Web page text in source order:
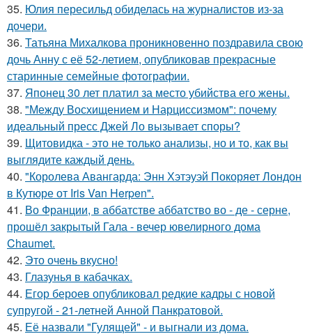
35. Юлия пересильд обиделась на журналистов из-за
дочери.
36. Татьяна Михалкова проникновенно поздравила свою
дочь Анну с её 52-летием, опубликовав прекрасные
старинные семейные фотографии.
37. Японец 30 лет платил за место убийства его жены.
38. "Между Восхищением и Нарциссизмом": почему
идеальный пресс Джей Ло вызывает споры?
39. Щитовидка - это не только анализы, но и то, как вы
выглядите каждый день.
40. "Королева Авангарда: Энн Хэтэуэй Покоряет Лондон
в Кутюре от Iris Van Herpen".
41. Во Франции, в аббатстве аббатство во - де - серне,
прошёл закрытый Гала - вечер ювелирного дома
Chaumet.
42. Это очень вкусно!
43. Глазунья в кабачках.
44. Егор бероев опубликовал редкие кадры с новой
супругой - 21-летней Анной Панкратовой.
45. Её назвали "Гулящей" - и выгнали из дома.